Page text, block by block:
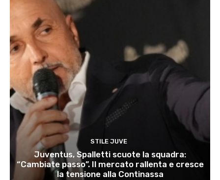
STILE JUVE
Juventus, Spalletti scuote la squadra:
“Cambiate passo”. Il mercato rallenta e cresce
la tensione alla Continassa